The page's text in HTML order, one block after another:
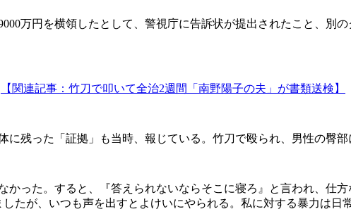
万円を横領したとして、警視庁に告訴状が提出されたこと、別
【関連記事：竹刀で叩いて全治2週間「南野陽子の夫」が書類送検】
残った「証拠」も当時、報じている。竹刀で殴られ、男性の臀部
かった。すると、『答えられないならそこに寝ろ』と言われ、仕
たが、いつも声を出すとよけいにやられる。私に対する暴力は日